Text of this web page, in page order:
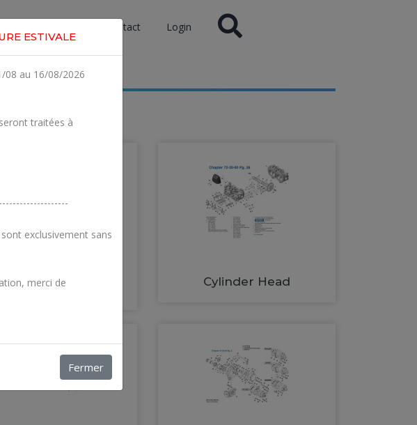
Contact Login
Crankcase
Cylinder Head
ESTIVALE
08 au 16/08/2026
traitées à
exclusivement sans
merci de
Fermer